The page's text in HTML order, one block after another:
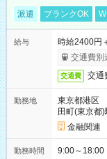
派遣 ブランクOK
給与
時給2400円
交通費別
交通費 交通
勤務地
東京都港区
田町(東京都
金融関連
勤務時間 9:00～18:00